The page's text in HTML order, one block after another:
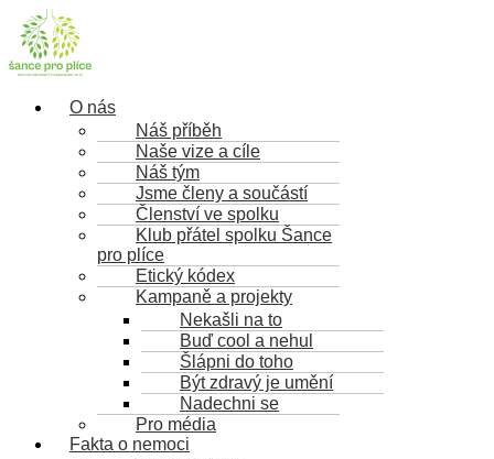
Nabídka O nás
Náš příběh
Naše vize a cíle
Náš tým
Jsme členy a součástí
Členství ve spolku
Klub přátel spolku Šance
pro plíce
Etický kódex
Kampaně a projekty
Nekašli na to
Buď cool a nehul
Šlápni do toho
Být zdravý je umění
Nadechni se
Pro média
Fakta o nemoci